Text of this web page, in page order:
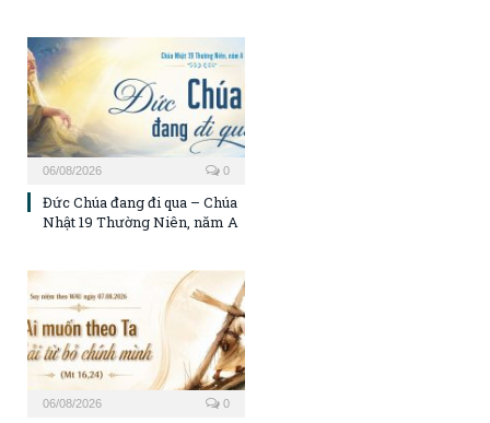
06/08/2026 0
Đức Chúa đang đi qua – Chúa
Nhật 19 Thường Niên, năm A
06/08/2026 0